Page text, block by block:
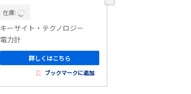
在庫:
キーサイト・テクノロジー
電力計
詳しくはこちら
ブックマークに追加